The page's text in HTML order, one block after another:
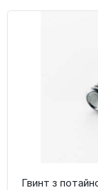
Гвинт з